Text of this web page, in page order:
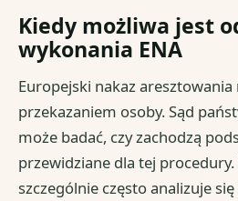
Kiedy możliwa jest
wykonania ENA
Europejski nakaz aresztowania
przekazaniem osoby. Sąd
może badać, czy zachodzą
przewidziane dla tej
szczególnie często analizuje